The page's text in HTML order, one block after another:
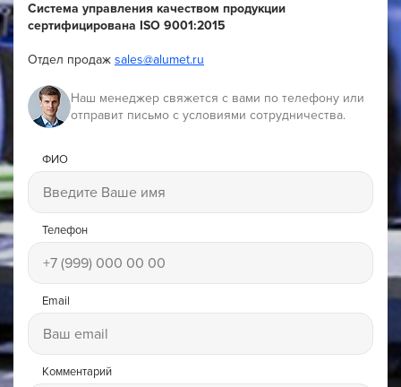
Система управления качеством продукции
сертифицирована ISO 9001:2015
Отдел продаж sales@alumet.ru
Наш менеджер свяжется с вами по телефону или
отправит письмо с условиями сотрудничества.
ФИО
Телефон
Email
Комментарий